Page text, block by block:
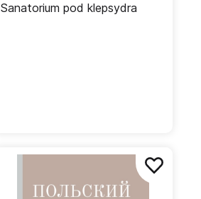
Sanatorium pod klepsydra